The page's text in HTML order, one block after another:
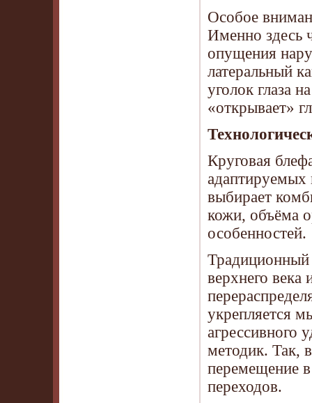
Особое
Именно здесь
опущения
латеральный
уголок глаза
«открывает»
Круговая
адаптируемых
выбирает
кожи, объёма
особенностей.
Традиционный
верхнего века
укрепляется
агрессивного
методик. Так,
перемещение
переходов.